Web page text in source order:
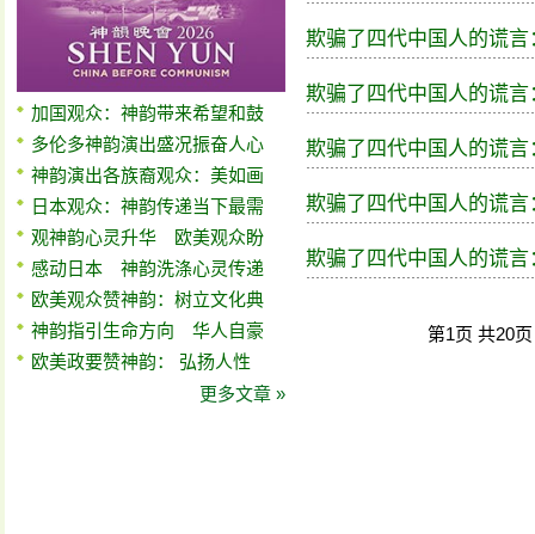
加国观众：神韵带来希望和鼓
多伦多神韵演出盛况振奋人心
神韵演出各族裔观众：美如画
日本观众：神韵传递当下最需
观神韵心灵升华 欧美观众盼
感动日本 神韵洗涤心灵传递
欧美观众赞神韵：树立文化典
神韵指引生命方向 华人自豪
欧美政要赞神韵： 弘扬人性
更多文章 »
欺骗了四代中国人的谎言
欺骗了四代中国人的谎言
欺骗了四代中国人的谎言
欺骗了四代中国人的谎言
欺骗了四代中国人的谎言
第1页 共20